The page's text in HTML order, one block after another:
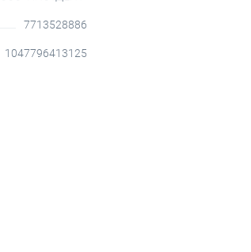
7713528886
1047796413125